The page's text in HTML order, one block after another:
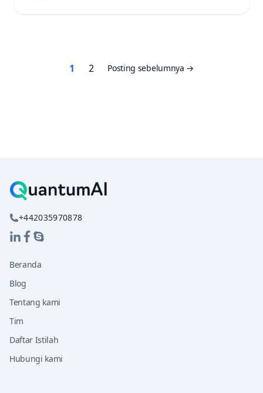
pos
1 2 Posting sebelumnya
+442035970878
Beranda
Blog
Tentang kami
Tim
Daftar Istilah
Hubungi kami